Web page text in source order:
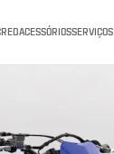
ACESSÓRIOSSERVIÇOS